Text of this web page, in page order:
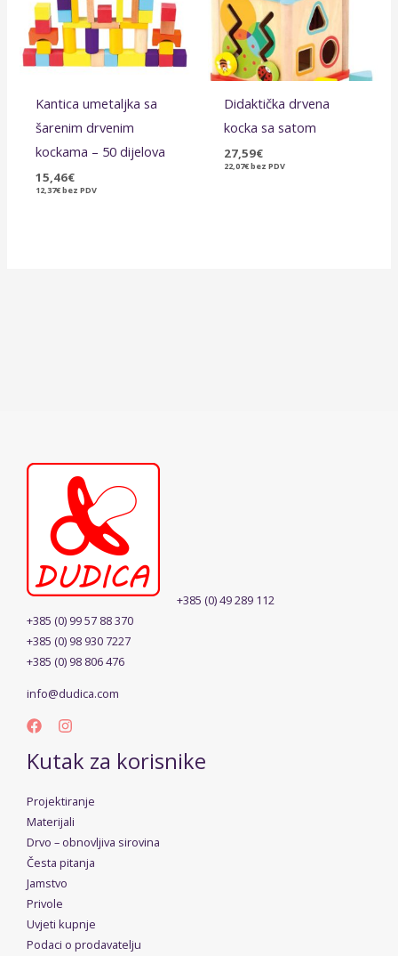
Kantica umetaljka sa
šarenim drvenim
kockama – 50 dijelova
15,46€
12,37€bez PDV
Didaktička drvena
kocka sa satom
27,59€
22,07€bez PDV
+385 (0) 49 289 112
+385 (0) 99 57 88 370
+385 (0) 98 930 7227
+385 (0) 98 806 476
info@dudica.com
Kutak za korisnike
Projektiranje
Materijali
Drvo – obnovljiva sirovina
Česta pitanja
Jamstvo
Privole
Uvjeti kupnje
Podaci o prodavatelju